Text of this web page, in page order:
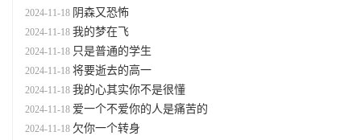
2024-11-18 阴森又恐怖
2024-11-18 我的梦在飞
2024-11-18 只是普通的学生
2024-11-18 将要逝去的高一
2024-11-18 我的心其实你不是很懂
2024-11-18 爱一个不爱你的人是痛苦的
2024-11-18 欠你一个转身